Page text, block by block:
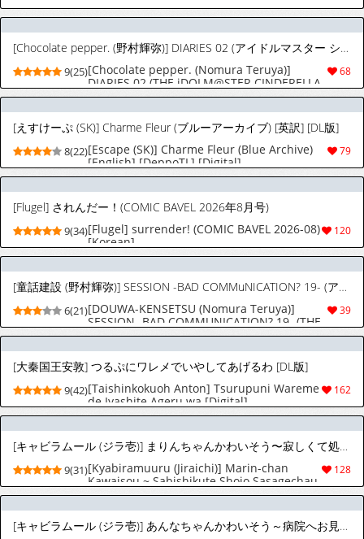
[Chocolate pepper. (野村輝弥)] DIARIES 02 (アイドルマスター シンデレラガールズ) [DL版]
68
9(25)[Chocolate pepper. (Nomura Teruya)]
DIARIES 02 (THE iDOLM@STER CINDERELLA
GIRLS) [Digital]
[えすけーぷ (SK)] Charme Fleur (ブルーアーカイブ) [英訳] [DL版]
79
8(22)[Escape (SK)] Charme Fleur (Blue Archive)
[English] [DeppoTL] [Digital]
[Flugel] されんだー！(COMIC BAVEL 2026年8月号)
120
9(34)[Flugel] surrender! (COMIC BAVEL 2026-08)
[Korean]
[童話建設 (野村輝弥)] SESSION -BAD COMMuNICATION? 19- (アイドルマスター シンデレラガールズ) [DL版]
39
6(21)[DOUWA-KENSETSU (Nomura Teruya)]
SESSION -BAD COMMUNICATION? 19- (THE
IDOLM@STER CINDERELLA GIRLS) [Digital]
[大秦国王安敦] つるぷにワレメでいやしてあげるわ [DL版]
162
9(42)[Taishinkokuoh Anton] Tsurupuni Wareme
de Iyashite Ageru wa [Digital]
[キャビラムール (ジラ壱)] まりんちゃんかわいそう〜寂しくて処女捧げちゃうJSの話〜 [DL版]
128
9(31)[Kyabiramuuru (Jiraichi)] Marin-chan
Kawaisou ~ Sabishikute Shojo Sasagechau
JS no Hanashi ~ [Digital]
[キャビラムール (ジラ壱)] あんなちゃんかわいそう～病院へお見舞いに行くJSの話～ [DL版]